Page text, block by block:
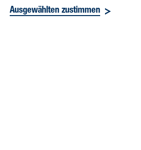
Ausgewählten zustimmen